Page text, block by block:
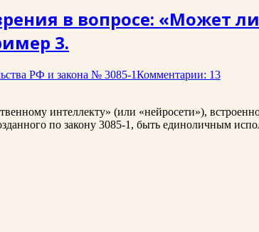
в вопросе: «Может
3.
РФ и закона № 3085-1Комментарии: 13
интеллекту» (или «нейросети»),
по закону 3085-1, быть единоличным